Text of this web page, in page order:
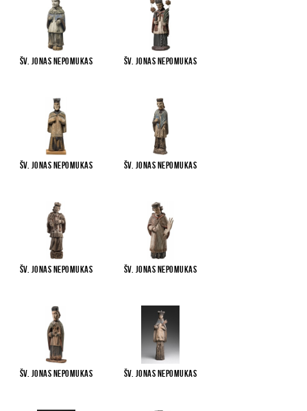
Šv. Jonas Nepomukas Šv. Jonas Nepomukas
Šv. Jonas Nepomukas Šv. Jonas Nepomukas
Šv. Jonas Nepomukas Šv. Jonas Nepomukas
Šv. Jonas Nepomukas Šv. Jonas Nepomukas